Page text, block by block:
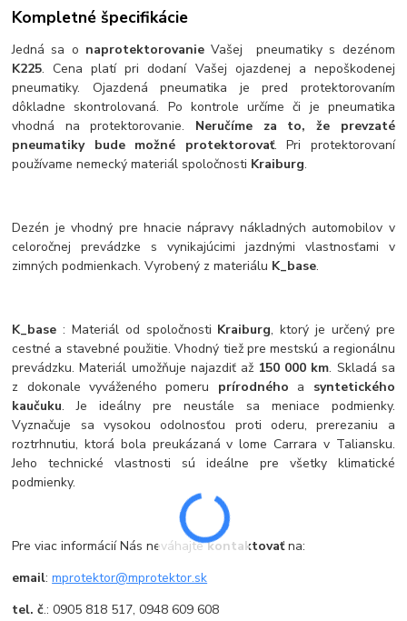
Kompletné špecifikácie
Jedná sa o naprotektorovanie Vašej pneumatiky s dezénom
K225. Cena platí pri dodaní Vašej ojazdenej a nepoškodenej
pneumatiky. Ojazdená pneumatika je pred protektorovaním
dôkladne skontrolovaná. Po kontrole určíme či je pneumatika
vhodná na protektorovanie. Neručíme za to, že prevzaté
pneumatiky bude možné protektorovať. Pri protektorovaní
používame nemecký materiál spoločnosti Kraiburg.
Dezén je vhodný pre hnacie nápravy nákladných automobilov v
celoročnej prevádzke s vynikajúcimi jazdnými vlastnosťami v
zimných podmienkach. Vyrobený z materiálu K_base.
K_base : Materiál od spoločnosti Kraiburg, ktorý je určený pre
cestné a stavebné použitie. Vhodný tiež pre mestskú a regionálnu
prevádzku. Materiál umožňuje najazdiť až 150 000 km. Skladá sa
z dokonale vyváženého pomeru prírodného a syntetického
kaučuku. Je ideálny pre neustále sa meniace podmienky.
Vyznačuje sa vysokou odolnosťou proti oderu, prerezaniu a
roztrhnutiu, ktorá bola preukázaná v lome Carrara v Taliansku.
Jeho technické vlastnosti sú ideálne pre všetky klimatické
podmienky.
Pre viac informácií Nás neváhajtekontaktovaťna:
email:mprotektor@mprotektor.sk
tel. č.: 0905 818 517, 0948 609 608